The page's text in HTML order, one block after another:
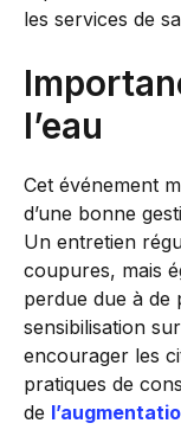
les services de
l’eau
Cet événement
d’une bonne
Un entretien
coupures, mais
perdue due à de
sensibilisation
encourager les
pratiques de
de